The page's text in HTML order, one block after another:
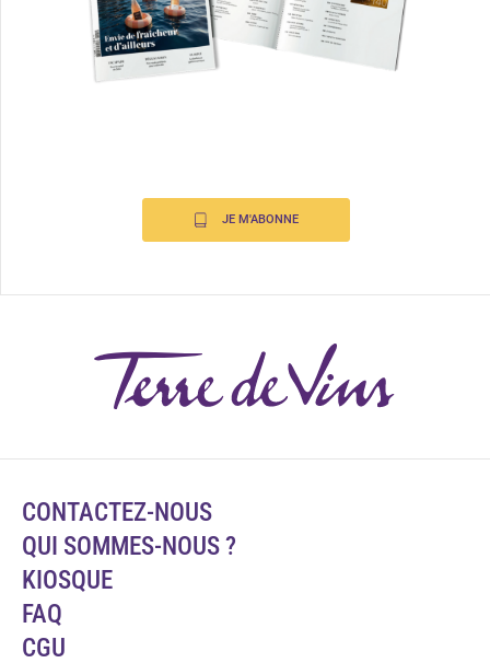
JE M'ABONNE
CONTACTEZ-NOUS
QUI SOMMES-NOUS ?
KIOSQUE
FAQ
CGU